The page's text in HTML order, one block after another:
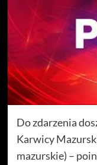
Do zdarzenia
Karwicy
mazurskie) –